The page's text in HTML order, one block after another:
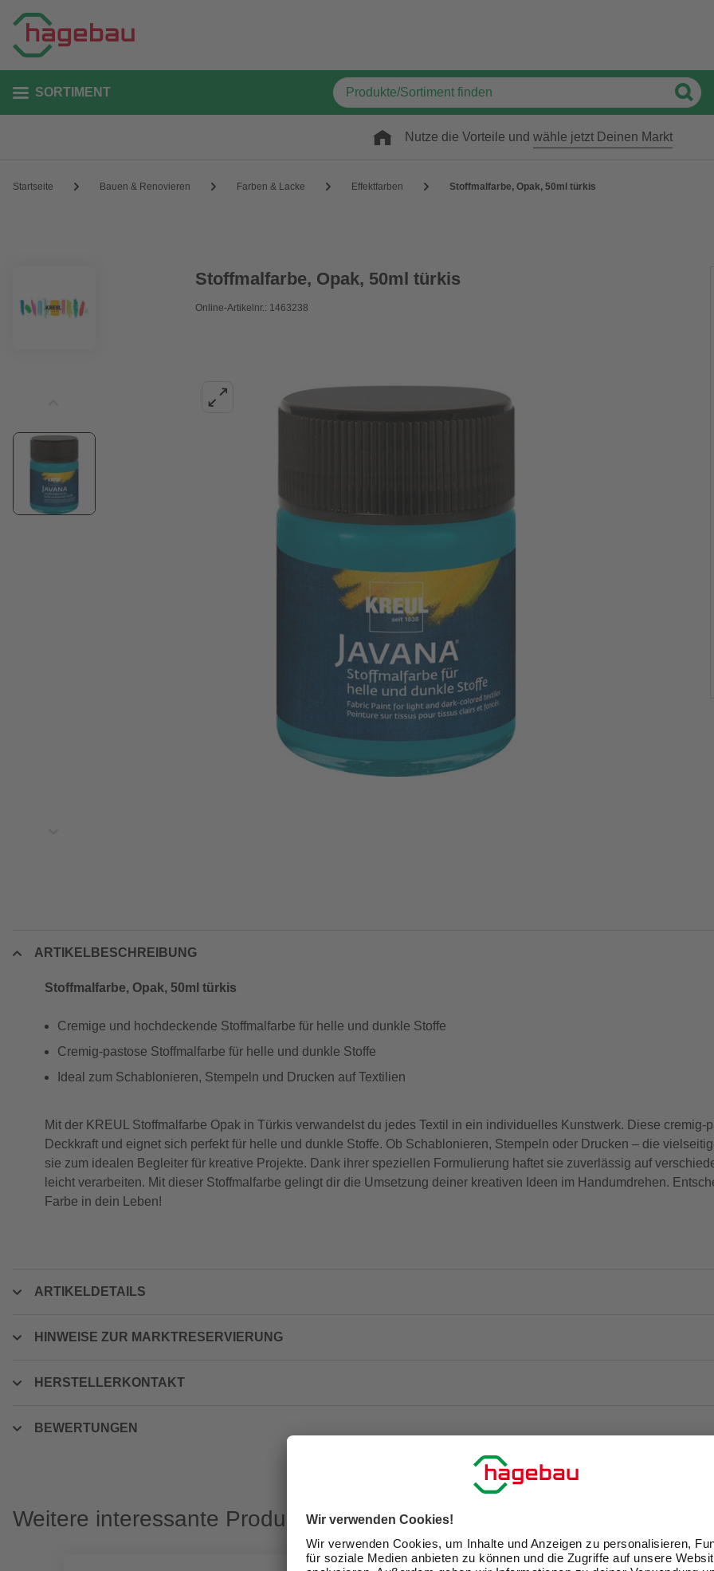
SORTIMENT
Nutze die Vorteile und wähle jetzt Deinen Markt
Startseite Bauen & Renovieren Farben & Lacke Effektfarben Stoffmalfarbe, Opak, 50ml türkis
Stoffmalfarbe, Opak, 50ml türkis
Online-Artikelnr.: 1463238
ARTIKELBESCHREIBUNG
Stoffmalfarbe, Opak, 50ml türkis
Cremige und hochdeckende Stoffmalfarbe für helle und dunkle Stoffe
Cremig-pastose Stoffmalfarbe für helle und dunkle Stoffe
Ideal zum Schablonieren, Stempeln und Drucken auf Textilien
Mit der KREUL Stoffmalfarbe Opak in Türkis verwandelst du jedes Textil in ein individuelles Kunstwerk. Diese cremig-
Deckkraft und eignet sich perfekt für helle und dunkle Stoffe. Ob Schablonieren, Stempeln oder Drucken – die
sie zum idealen Begleiter für kreative Projekte. Dank ihrer speziellen Formulierung haftet sie zuverlässig auf
leicht verarbeiten. Mit dieser Stoffmalfarbe gelingt dir die Umsetzung deiner kreativen Ideen im Handumdrehen.
Farbe in dein Leben!
ARTIKELDETAILS
HINWEISE ZUR MARKTRESERVIERUNG
HERSTELLERKONTAKT
BEWERTUNGEN
Weitere interessante Produkte